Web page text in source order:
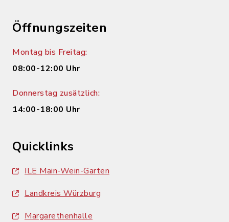
Öffnungszeiten
Montag bis Freitag:
08:00-12:00 Uhr
Donnerstag zusätzlich:
14:00-18:00 Uhr
Quicklinks
ILE Main-Wein-Garten
Landkreis Würzburg
Margarethenhalle